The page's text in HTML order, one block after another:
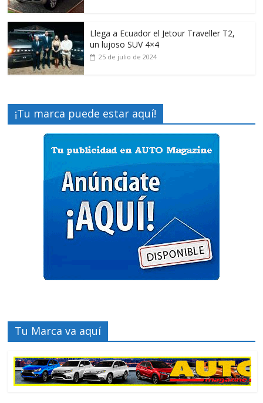
Llega a Ecuador el Jetour Traveller T2,
un lujoso SUV 4×4
25 de julio de 2024
¡Tu marca puede estar aquí!
Tu Marca va aquí